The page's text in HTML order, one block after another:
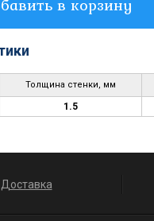
Толщина стенки, мм
1.5
Доставка